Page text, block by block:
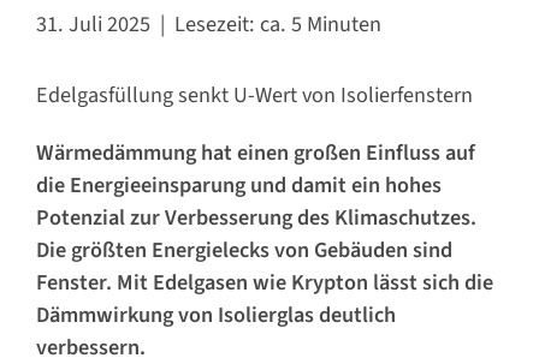
31. Juli 2025 | Lesezeit: ca. 5 Minuten
Edelgasfüllung senkt U-Wert von Isolierfenstern
Wärmedämmung hat einen großen Einfluss auf
die Energieeinsparung und damit ein hohes
Potenzial zur Verbesserung des Klimaschutzes.
Die größten Energielecks von Gebäuden sind
Fenster. Mit Edelgasen wie Krypton lässt sich die
Dämmwirkung von Isolierglas deutlich
verbessern.